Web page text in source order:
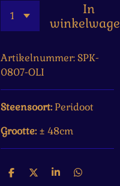
In
Artikelnummer:SPK-
0807-OLI
Steensoort:Peridoot
Grootte: ± 48cm
D
D
S
D